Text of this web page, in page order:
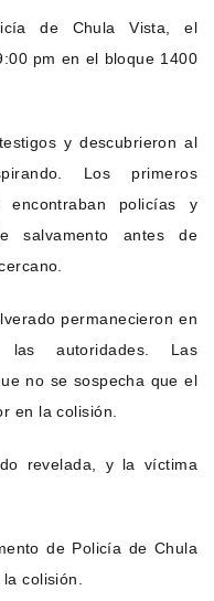
de Chula Vista, el
pm en el bloque 1400
y descubrieron al
Los primeros
policías y
salvamento antes de
permanecieron en
autoridades. Las
no se sospecha que el
en la colisión.
revelada, y la víctima
de Policía de Chula
colisión.